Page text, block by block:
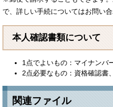
で、詳しい手続についてはお問い合
本人確認書類について
1点でよいもの：マイナンバ
2点必要なもの：資格確認書
関連ファイル